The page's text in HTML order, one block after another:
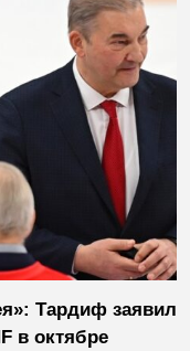
Тардиф заявил
в октябре